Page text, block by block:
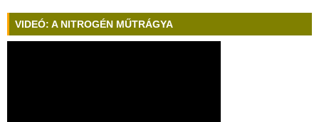
VIDEÓ: A NITROGÉN MŰTRÁGYA